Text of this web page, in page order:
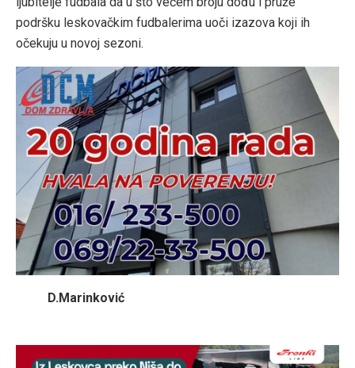
podršku leskovačkim fudbalerima uoči izazova koji ih
očekuju u novoj sezoni.
D.Marinković